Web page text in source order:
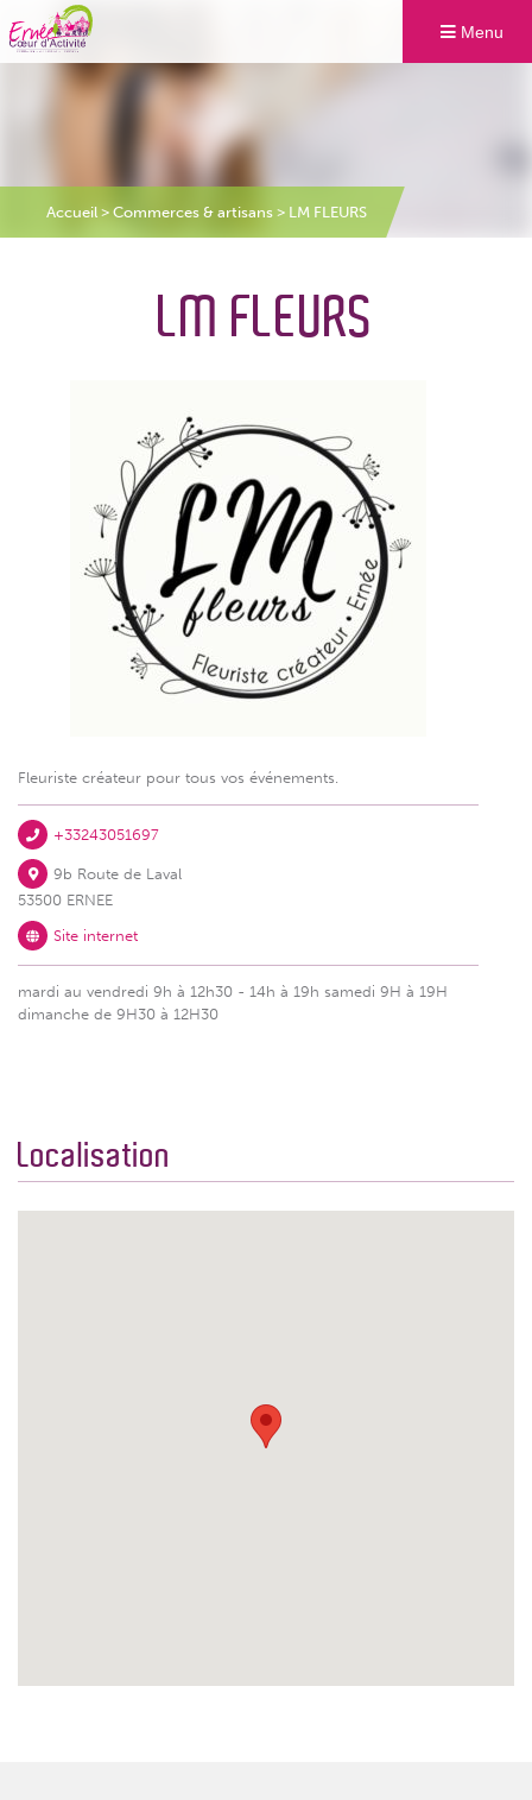
Menu
Accueil> Commerces & artisans > LM FLEURS
LM FLEURS
Fleuriste créateur pour tous vos événements.
+33243051697
9b Route de Laval
53500 ERNEE
Site internet
mardi au vendredi 9h à 12h30 - 14h à 19h samedi 9H à 19H
dimanche de 9H30 à 12H30
Localisation